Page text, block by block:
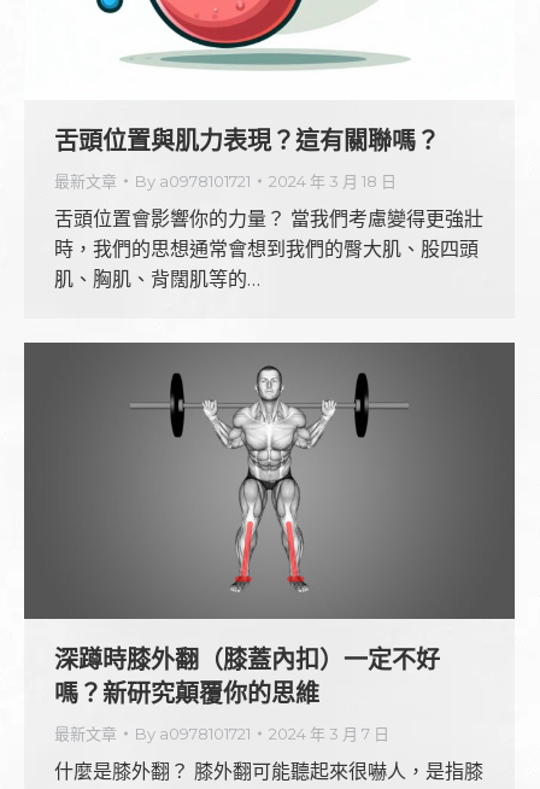
舌頭位置與肌力表現？這有關聯嗎？
最新文章 By a0978101721 2024 年 3 月 18 日
舌頭位置會影響你的力量？ 當我們考慮變得更強壯
時，我們的思想通常會想到我們的臀大肌、股四頭
肌、胸肌、背闊肌等的…
深蹲時膝外翻（膝蓋內扣）一定不好
嗎？新研究顛覆你的思維
最新文章 By a0978101721 2024 年 3 月 7 日
什麼是膝外翻？ 膝外翻可能聽起來很嚇人，是指膝